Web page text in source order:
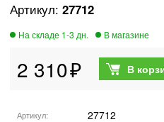
27712
2 310
Артикул 27712